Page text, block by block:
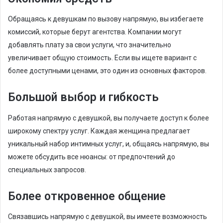
Обращаясь к девушкам по вызову напрямую, вы избегаете
комиссий, которые берут агентства. Компании могут
добавлять плату за свои услуги, что значительно
увеличивает общую стоимость. Если вы ищете вариант с
более доступными ценами, это один из основных факторов.
Большой выбор и гибкость
Работая напрямую с девушкой, вы получаете доступ к более
широкому спектру услуг. Каждая женщина предлагает
уникальный набор интимных услуг, и, общаясь напрямую, вы
можете обсудить все нюансы: от предпочтений до
специальных запросов.
Более откровенное общение
Связавшись напрямую с девушкой, вы имеете возможность